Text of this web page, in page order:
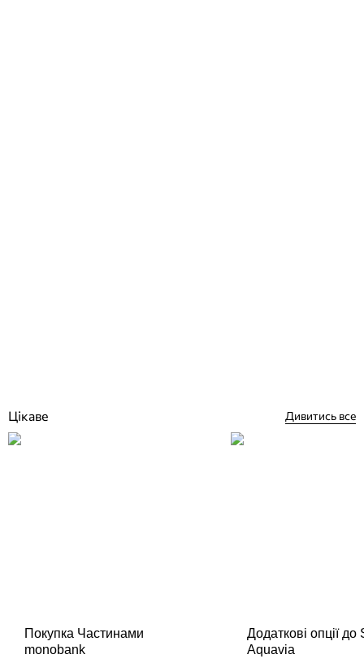
Цікаве Дивитись все
Покупка Частинами
monobank
Додаткові опції
Aquavia